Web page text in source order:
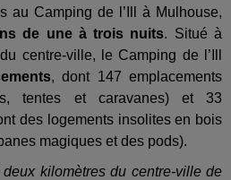
au Camping de l’Ill à Mulhouse,
de une à trois nuits. Situé à
centre-ville, le Camping de l’Ill
, dont 147 emplacements
tentes et caravanes) et 33
des logements insolites en bois
magiques et des pods).
kilomètres du centre-ville de